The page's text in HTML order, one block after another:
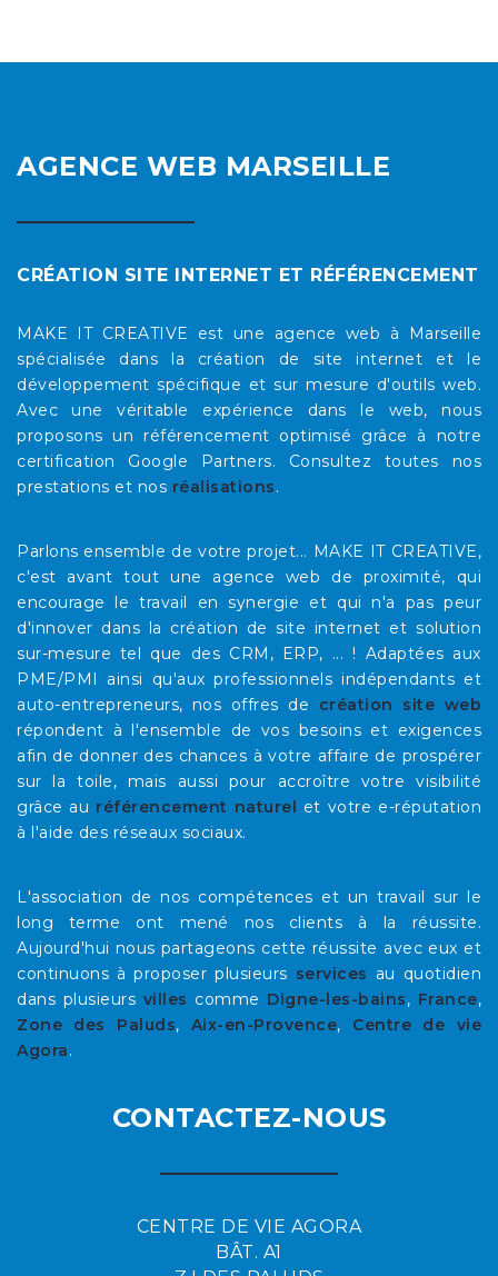
AGENCE WEB MARSEILLE
CRÉATION SITE INTERNET ET RÉFÉRENCEMENT
MAKE IT CREATIVE est une agence web à Marseille
spécialisée dans la création de site internet et le
développement spécifique et sur mesure d'outils web.
Avec une véritable expérience dans le web, nous
proposons un référencement optimisé grâce à notre
certification Google Partners. Consultez toutes nos
prestations et nos réalisations.
Parlons ensemble de votre projet... MAKE IT CREATIVE,
c'est avant tout une agence web de proximité, qui
encourage le travail en synergie et qui n'a pas peur
d'innover dans la création de site internet et solution
sur-mesure tel que des CRM, ERP, ... ! Adaptées aux
PME/PMI ainsi qu'aux professionnels indépendants et
auto-entrepreneurs, nos offres de création site web
répondent à l'ensemble de vos besoins et exigences
afin de donner des chances à votre affaire de prospérer
sur la toile, mais aussi pour accroître votre visibilité
grâce au référencement naturel et votre e-réputation
à l'aide des réseaux sociaux.
L'association de nos compétences et un travail sur le
long terme ont mené nos clients à la réussite.
Aujourd'hui nous partageons cette réussite avec eux et
continuons à proposer plusieurs services au quotidien
dans plusieurs villes comme Digne-les-bains, France,
Zone des Paluds, Aix-en-Provence, Centre de vie
Agora.
CONTACTEZ-NOUS
CENTRE DE VIE AGORA
BÂT. A1